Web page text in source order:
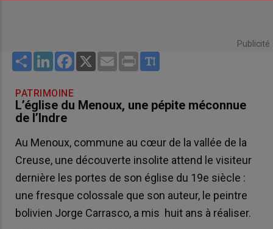
Publicité
Share LinkedInFacebook
X Email Print
PATRIMOINE
L’église du Menoux, une pépite méconnue
de l’Indre
Au Menoux, commune au cœur de la vallée de la
Creuse, une découverte insolite attend le visiteur
dernière les portes de son église du 19e siècle :
une fresque colossale que son auteur, le peintre
bolivien Jorge Carrasco, a mis huit ans à réaliser.